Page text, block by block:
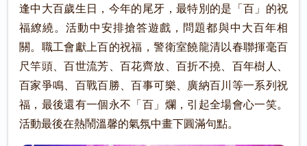
逢中大百歲生日，今年的尾牙，最特別的是「百」的祝
福繚繞。活動中安排搶答遊戲，問題都與中大百年相
關。職工會獻上百的祝福，警衛室饒龍清以春聯揮毫百
尺竿頭、百世流芳、百花齊放、百折不撓、百年樹人、
百家爭鳴、百戰百勝、百事可樂、廣納百川等一系列祝
福，最後還有一個永不「百」爛，引起全場會心一笑。
活動最後在熱鬧溫馨的氣氛中畫下圓滿句點。